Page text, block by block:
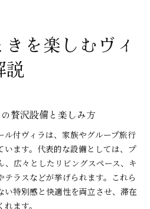
を楽しむヴィ
説
贅沢設備と楽しみ方
ル付ヴィラは、家族やグループ旅行
います。代表的な設備としては、プ
、広々としたリビングスペース、キ
テラスなどが挙げられます。これら
い特別感と快適性を両立させ、滞在
ます。